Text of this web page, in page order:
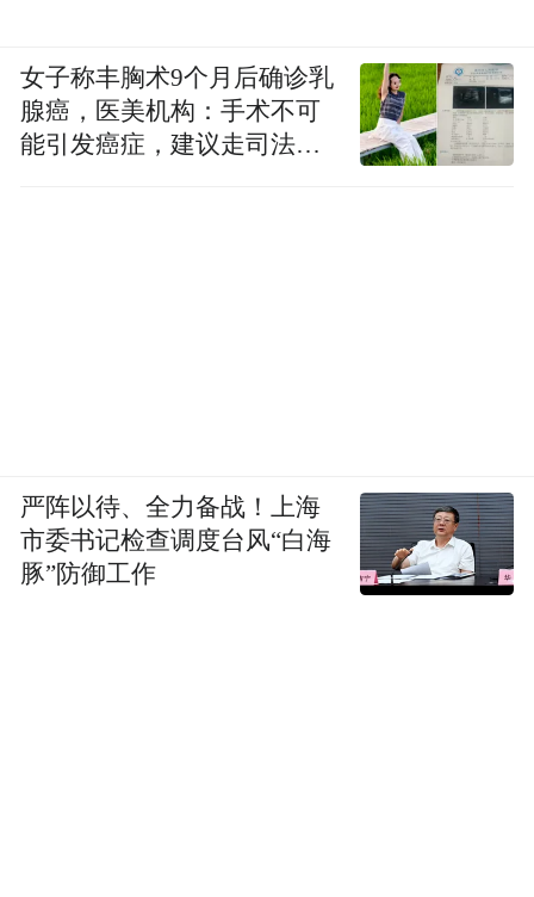
女子称丰胸术9个月后确诊乳
腺癌，医美机构：手术不可
能引发癌症，建议走司法途
严阵以待、全力备战！上海
市委书记检查调度台风“白海
豚”防御工作